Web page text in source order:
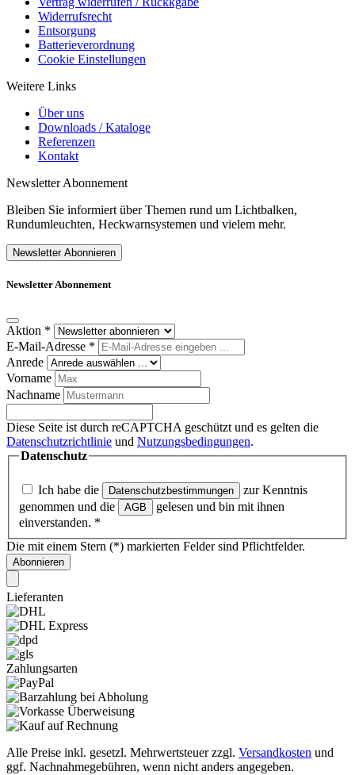
Widerrufsrecht
Entsorgung
Batterieverordnung
Cookie Einstellungen
Weitere Links
Über uns
Downloads / Kataloge
Referenzen
Kontakt
Newsletter Abonnement
Bleiben Sie informiert über Themen rund um Lichtbalken,
Rundumleuchten, Heckwarnsystemen und vielem mehr.
Newsletter Abonnieren
Newsletter Abonnement
Aktion *
E-Mail-Adresse *
Anrede
Vorname
Nachname
Diese Seite ist durch reCAPTCHA geschützt und es gelten die
Datenschutzrichtlinie und Nutzungsbedingungen.
Datenschutz
Ich habe die Datenschutzbestimmungen
zur Kenntnis
genommen und die
AGB
gelesen und bin mit ihnen
einverstanden. *
Die mit einem Stern (*) markierten Felder sind Pflichtfelder.
Abonnieren
Lieferanten
Zahlungsarten
Alle Preise inkl. gesetzl. Mehrwertsteuer zzgl. Versandkosten und
ggf. Nachnahmegebühren, wenn nicht anders angegeben.